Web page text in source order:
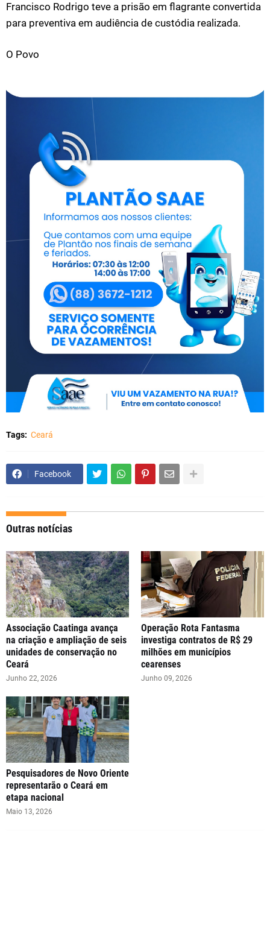
Francisco Rodrigo teve a prisão em flagrante convertida
para preventiva em audiência de custódia realizada.
O Povo
Tags: Ceará
Facebook
Outras notícias
Associação Caatinga avança
na criação e ampliação de seis
unidades de conservação no
Ceará
Junho 22, 2026
Operação Rota Fantasma
investiga contratos de R$ 29
milhões em municípios
cearenses
Junho 09, 2026
Pesquisadores de Novo Oriente
representarão o Ceará em
etapa nacional
Maio 13, 2026